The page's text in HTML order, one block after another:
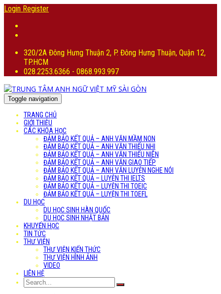
Login Register
320/2A Đông Hưng Thuận 2, P. Đông Hưng Thuận, Quận 12,
TP.HCM
028.2253.6366 - 0868.993.997
Toggle navigation
TRANG CHỦ
GIỚI THIỆU
CÁC KHÓA HỌC
ĐẢM BẢO KẾT QUẢ – ANH VĂN MẦM NON
ĐẢM BẢO KẾT QUẢ – ANH VĂN THIẾU NHI
ĐẢM BẢO KẾT QUẢ – ANH VĂN THIẾU NIÊN
ĐẢM BẢO KẾT QUẢ – ANH VĂN GIAO TIẾP
ĐẢM BẢO KẾT QUẢ – ANH VĂN LUYỆN NGHE NÓI
ĐẢM BẢO KẾT QUẢ – LUYỆN THI IELTS
ĐẢM BẢO KẾT QUẢ – LUYỆN THI TOEIC
ĐẢM BẢO KẾT QUẢ – LUYỆN THI TOEFL
DU HỌC
DU HỌC SINH HÀN QUỐC
DU HỌC SINH NHẬT BẢN
KHUYẾN HỌC
TIN TỨC
THƯ VIỆN
THƯ VIỆN KIẾN THỨC
THƯ VIỆN HÌNH ẢNH
VIDEO
LIÊN HỆ